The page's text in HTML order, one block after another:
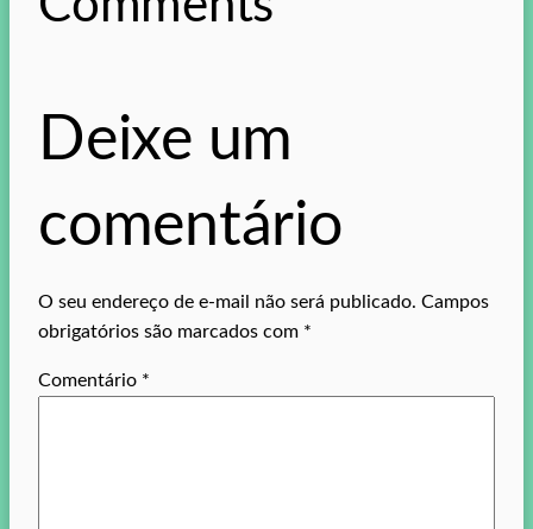
Deixe um
comentário
O seu endereço de e-mail não será publicado. Campos
obrigatórios são marcados com *
Comentário *